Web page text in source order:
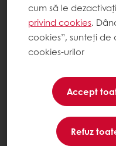
cum să le
privind cookies.
cookies”, sunteți
cookies-urilor
Accept
Refuz